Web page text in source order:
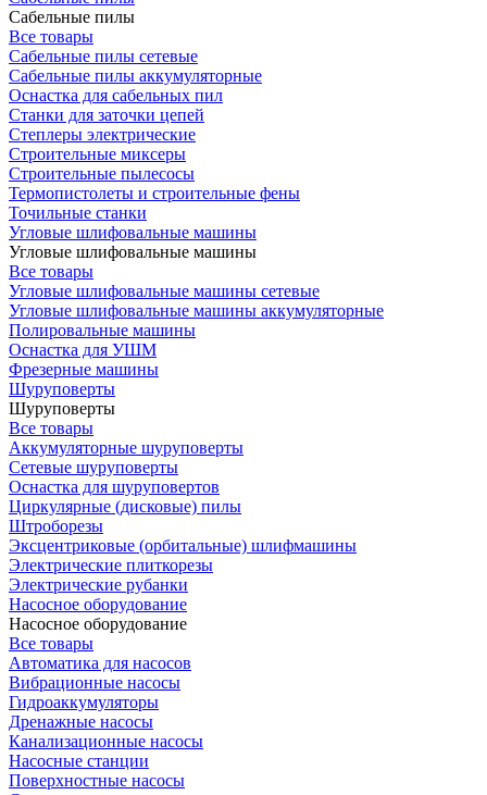
Сабельные пилы
Все товары
Сабельные пилы сетевые
Сабельные пилы аккумуляторные
Оснастка для сабельных пил
Станки для заточки цепей
Степлеры электрические
Строительные миксеры
Строительные пылесосы
Термопистолеты и строительные фены
Точильные станки
Угловые шлифовальные машины
Угловые шлифовальные машины
Все товары
Угловые шлифовальные машины сетевые
Угловые шлифовальные машины аккумуляторные
Полировальные машины
Оснастка для УШМ
Фрезерные машины
Шуруповерты
Шуруповерты
Все товары
Аккумуляторные шуруповерты
Сетевые шуруповерты
Оснастка для шуруповертов
Циркулярные (дисковые) пилы
Штроборезы
Эксцентриковые (орбитальные) шлифмашины
Электрические плиткорезы
Электрические рубанки
Насосное оборудование
Насосное оборудование
Все товары
Автоматика для насосов
Вибрационные насосы
Гидроаккумуляторы
Дренажные насосы
Канализационные насосы
Насосные станции
Поверхностные насосы